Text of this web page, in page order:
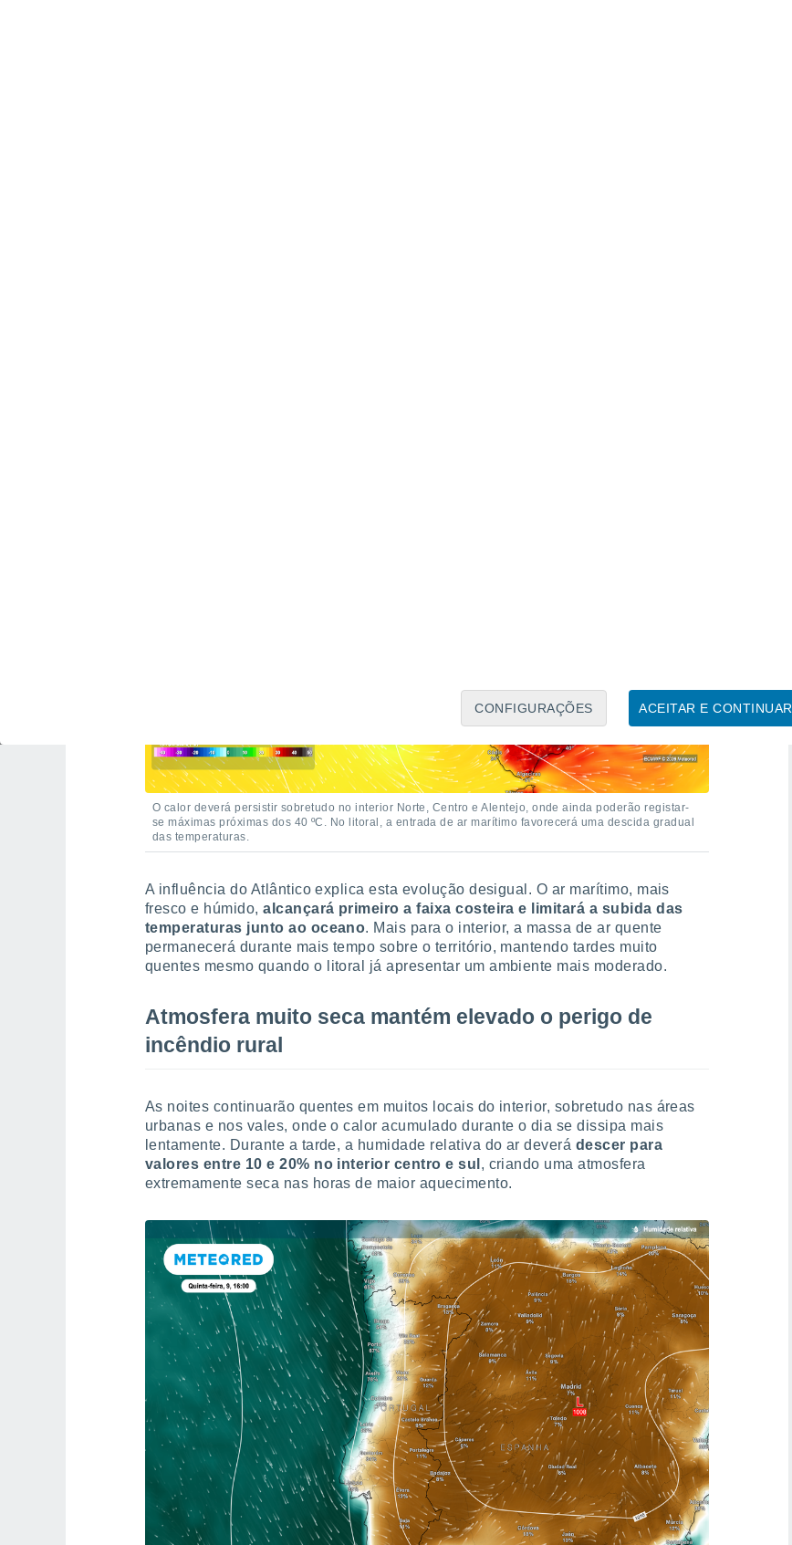
ACEITAR E CONTINUAR
CONFIGURAÇÕES
O calor deverá persistir sobretudo no interior Norte, Centro e Alentejo, onde ainda poderão registar-
se máximas próximas dos 40 ºC. No litoral, a entrada de ar marítimo favorecerá uma descida gradual
das temperaturas.
A influência do Atlântico explica esta evolução desigual. O ar marítimo, mais
fresco e húmido,alcançará primeiro a faixa costeira e limitará a subida das
temperaturas junto ao oceano. Mais para o interior, a massa de ar quente
permanecerá durante mais tempo sobre o território, mantendo tardes muito
quentes mesmo quando o litoral já apresentar um ambiente mais moderado.
Atmosfera muito seca mantém elevado o perigo de
incêndio rural
As noites continuarão quentes em muitos locais do interior, sobretudo nas áreas
urbanas e nos vales, onde o calor acumulado durante o dia se dissipa mais
lentamente. Durante a tarde, a humidade relativa do ar deverá descer para
valores entre 10 e 20% no interior centro e sul , criando uma atmosfera
extremamente seca nas horas de maior aquecimento.